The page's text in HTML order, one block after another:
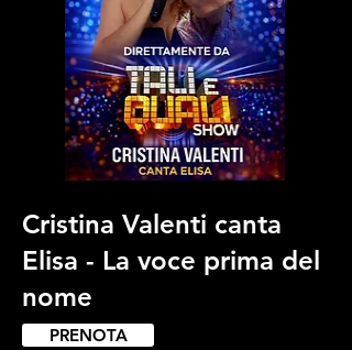
Cristina Valenti canta
Elisa - La voce prima del
nome
PRENOTA